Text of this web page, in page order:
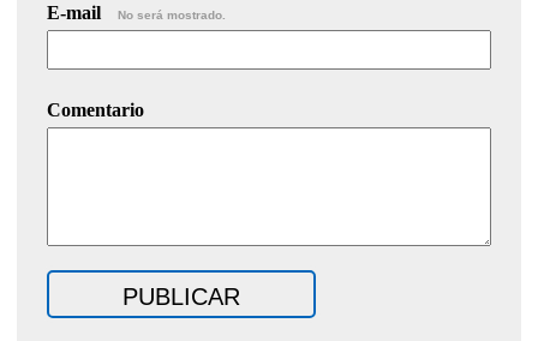
E-mail No será mostrado.
Comentario